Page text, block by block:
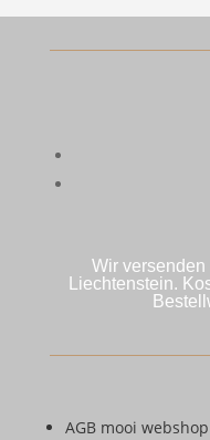
Wir
Liechtenstein.
AGB mooi webshop